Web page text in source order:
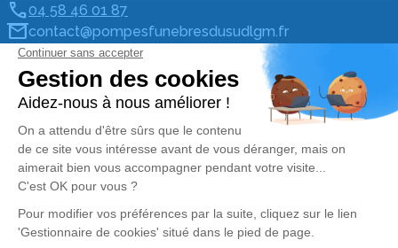
04 58 46 01 87
contact@pompesfunebresdusudlgm.fr
471 Avenue de Melgueil - 34280 - La Grande-Motte
4.9/5 - 64 avis
Nos Services
Organiser des obsèques
Prévoir ses obsèques
Monuments funéraires
Services aux familles
Liens utiles
Avis de décès
Demande de rendez-vous
en agence
Nos réseaux sociaux